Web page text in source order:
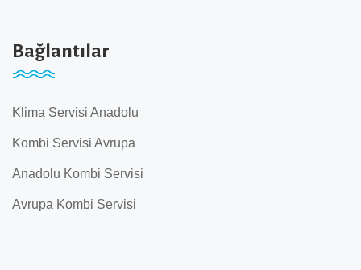
Bağlantılar
Klima Servisi Anadolu
Kombi Servisi Avrupa
Anadolu Kombi Servisi
Avrupa Kombi Servisi